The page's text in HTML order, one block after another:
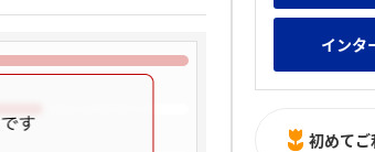
インタ
初めて